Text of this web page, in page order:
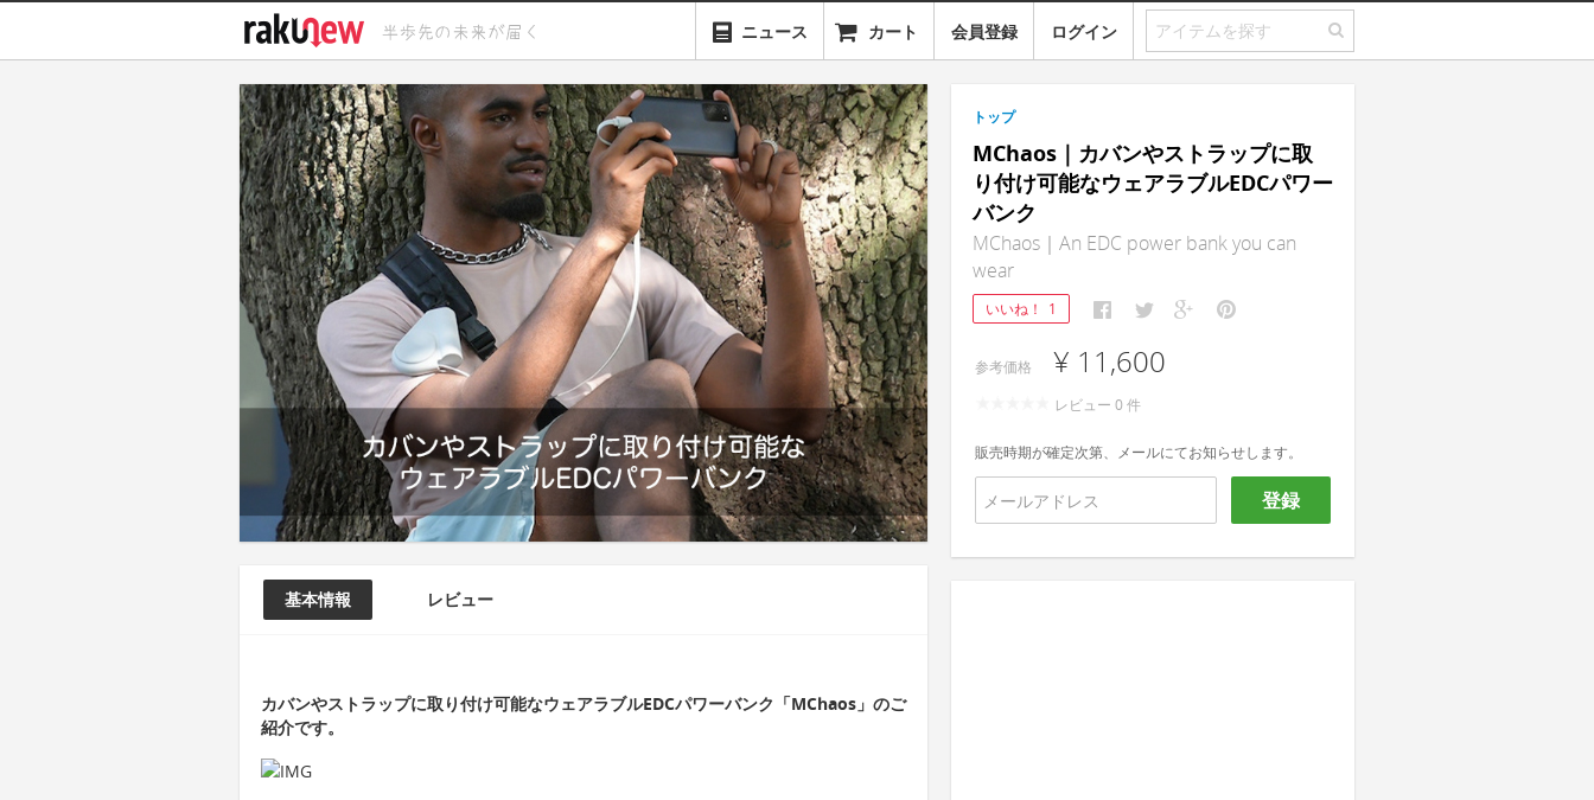
ニュース カート 会員登録 ログイン
基本情報 レビュー
カバンやストラップに取り付け可能なウェアラブルEDCパワーバンク「MChaos」のご
紹介です。
トップ
MChaos｜カバンやストラップに取
り付け可能なウェアラブルEDCパワー
バンク
MChaos｜An EDC power bank you can
wear
いいね！ 1
参考価格 ¥ 11,600
レビュー 0 件
販売時期が確定次第、メールにてお知らせします。
登録